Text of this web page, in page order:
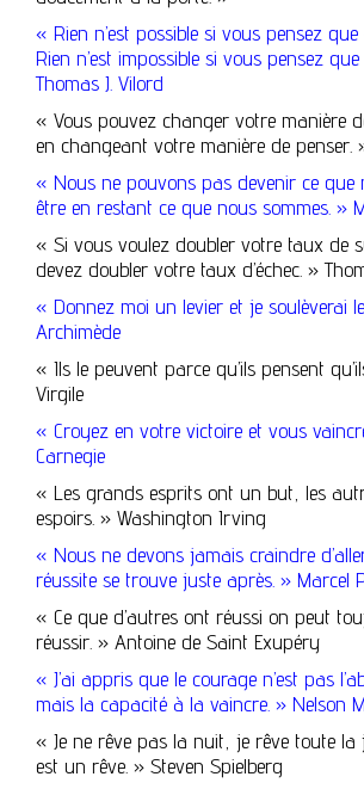
« Rien n’est possible si vous pensez que
Rien n’est impossible si vous pensez que
Thomas J. Vilord
« Vous pouvez changer votre manière
en changeant votre manière de penser.
« Nous ne pouvons pas devenir ce que
être en restant ce que nous sommes. »
« Si vous voulez doubler votre taux de
devez doubler votre taux d’échec. »
« Donnez moi un levier et je soulèverai
Archimède
« Ils le peuvent parce qu’ils pensent
Virgile
« Croyez en votre victoire et vous
Carnegie
« Les grands esprits ont un but, les
espoirs. » Washington Irving
« Nous ne devons jamais craindre
réussite se trouve juste après. » Marcel
« Ce que d’autres ont réussi on peut
réussir. » Antoine de Saint Exupéry
« J’ai appris que le courage n’est pas
mais la capacité à la vaincre. » Nelson
« Je ne rêve pas la nuit, je rêve toute la
est un rêve. » Steven Spielberg